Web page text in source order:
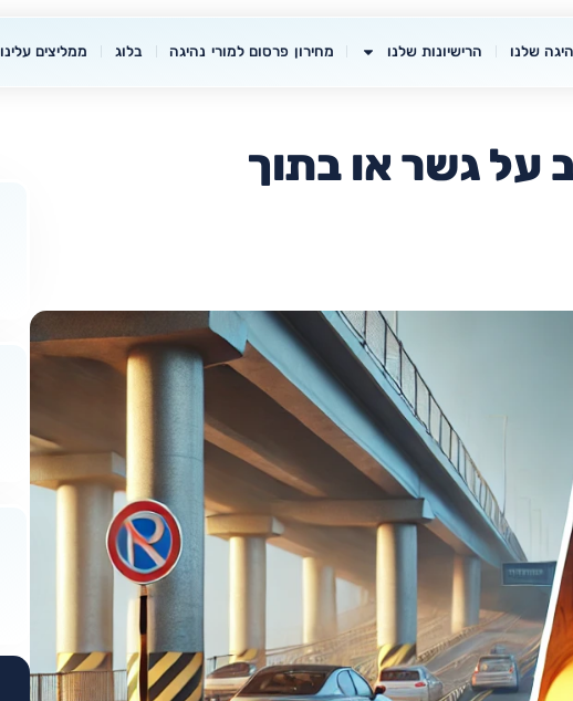
שלנו הרישיונות שלנו מחירון פרסום למורי נהיגה בלוג ממליצים עלינו
על גשר או בתוך